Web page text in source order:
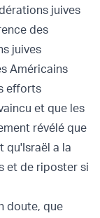
juives
des
juives
Américains
efforts
et que les
révélé que
qu'Israël a la
et de riposter si
doute, que